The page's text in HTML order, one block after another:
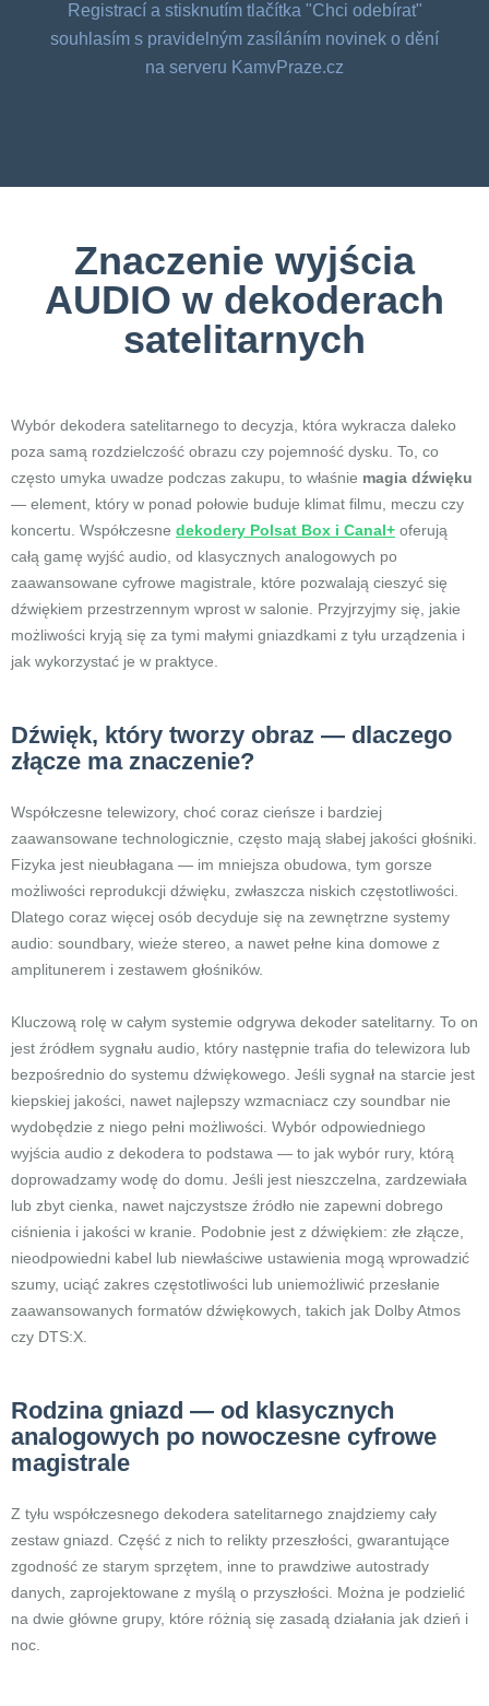
Registrací a stisknutím tlačítka "Chci odebírat"
souhlasím s pravidelným zasíláním novinek o dění
na serveru KamvPraze.cz
Znaczenie wyjścia
AUDIO w dekoderach
satelitarnych
Wybór dekodera satelitarnego to decyzja, która wykracza daleko
poza samą rozdzielczość obrazu czy pojemność dysku. To, co
często umyka uwadze podczas zakupu, to właśnie magia dźwięku
— element, który w ponad połowie buduje klimat filmu, meczu czy
koncertu. Współczesne dekodery Polsat Box i Canal+ oferują
całą gamę wyjść audio, od klasycznych analogowych po
zaawansowane cyfrowe magistrale, które pozwalają cieszyć się
dźwiękiem przestrzennym wprost w salonie. Przyjrzyjmy się, jakie
możliwości kryją się za tymi małymi gniazdkami z tyłu urządzenia i
jak wykorzystać je w praktyce.
Dźwięk, który tworzy obraz — dlaczego
złącze ma znaczenie?
Współczesne telewizory, choć coraz cieńsze i bardziej
zaawansowane technologicznie, często mają słabej jakości głośniki.
Fizyka jest nieubłagana — im mniejsza obudowa, tym gorsze
możliwości reprodukcji dźwięku, zwłaszcza niskich częstotliwości.
Dlatego coraz więcej osób decyduje się na zewnętrzne systemy
audio: soundbary, wieże stereo, a nawet pełne kina domowe z
amplitunerem i zestawem głośników.
Kluczową rolę w całym systemie odgrywa dekoder satelitarny. To on
jest źródłem sygnału audio, który następnie trafia do telewizora lub
bezpośrednio do systemu dźwiękowego. Jeśli sygnał na starcie jest
kiepskiej jakości, nawet najlepszy wzmacniacz czy soundbar nie
wydobędzie z niego pełni możliwości. Wybór odpowiedniego
wyjścia audio z dekodera to podstawa — to jak wybór rury, którą
doprowadzamy wodę do domu. Jeśli jest nieszczelna, zardzewiała
lub zbyt cienka, nawet najczystsze źródło nie zapewni dobrego
ciśnienia i jakości w kranie. Podobnie jest z dźwiękiem: złe złącze,
nieodpowiedni kabel lub niewłaściwe ustawienia mogą wprowadzić
szumy, uciąć zakres częstotliwości lub uniemożliwić przesłanie
zaawansowanych formatów dźwiękowych, takich jak Dolby Atmos
czy DTS:X.
Rodzina gniazd — od klasycznych
analogowych po nowoczesne cyfrowe
magistrale
Z tyłu współczesnego dekodera satelitarnego znajdziemy cały
zestaw gniazd. Część z nich to relikty przeszłości, gwarantujące
zgodność ze starym sprzętem, inne to prawdziwe autostrady
danych, zaprojektowane z myślą o przyszłości. Można je podzielić
na dwie główne grupy, które różnią się zasadą działania jak dzień i
noc.